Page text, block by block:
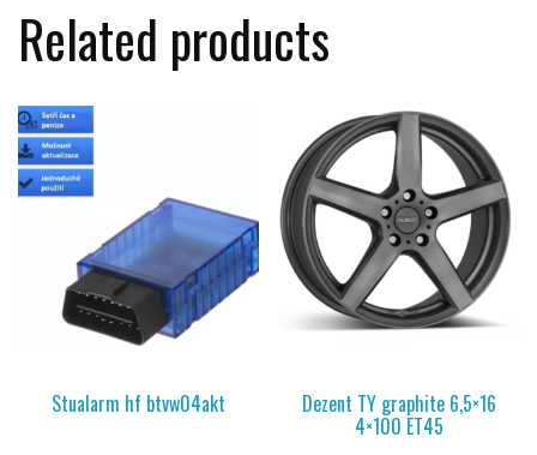
Related products
Stualarm hf btvw04akt Dezent TY graphite 6,5×16
4×100 ET45